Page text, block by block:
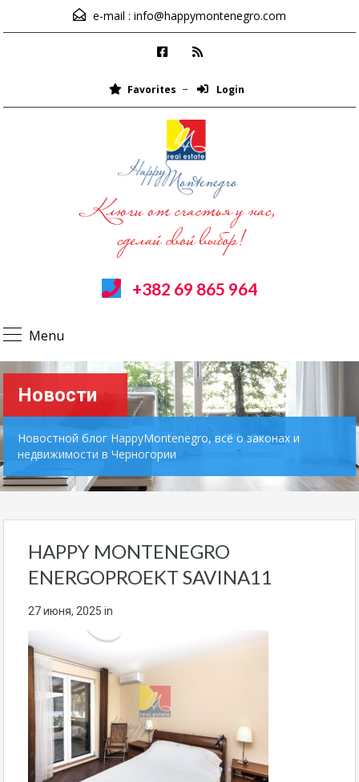
e-mail : info@happymontenegro.com
Favorites Login
+382 69 865 964
Menu
Новости
Новостной блог HappyMontenegro, всё о законах и
недвижимости в Черногории
HAPPY MONTENEGRO
ENERGOPROEKT SAVINA11
27 июня, 2025 in